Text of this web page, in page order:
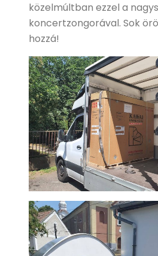
közelmúltban ezzel a
koncertzongorával. Sok
hozzá!